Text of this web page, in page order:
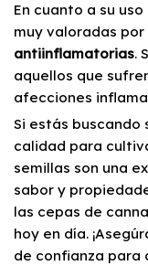
En cuanto a su
muy valoradas por
antiinflamatorias.
aquellos que
afecciones
Si estás buscando
calidad para
semillas son una
sabor y
las cepas de
hoy en día.
de confianza para